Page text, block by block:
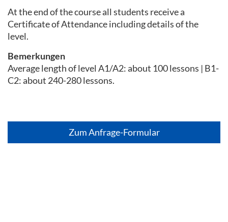
At the end of the course all students receive a
Certificate of Attendance including details of the
level.
Bemerkungen
Average length of level A1/A2: about 100 lessons | B1-
C2: about 240-280 lessons.
Zum Anfrage-Formular